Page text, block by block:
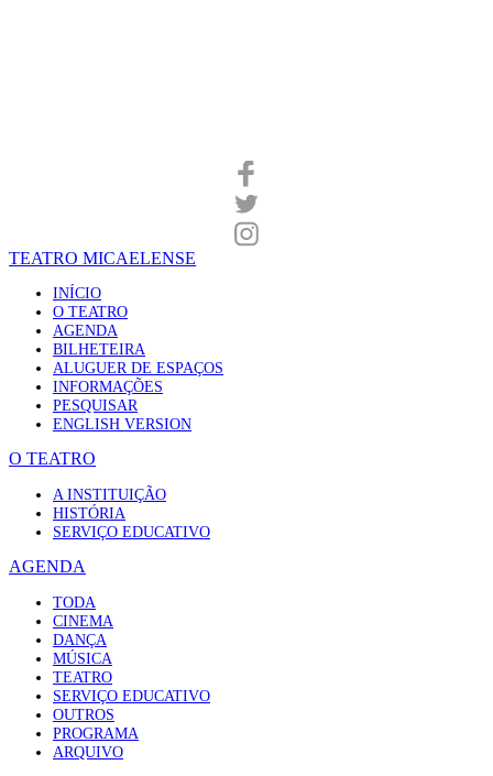
TEATRO MICAELENSE
INÍCIO
O TEATRO
AGENDA
BILHETEIRA
ALUGUER DE ESPAÇOS
INFORMAÇÕES
PESQUISAR
ENGLISH VERSION
O TEATRO
A INSTITUIÇÃO
HISTÓRIA
SERVIÇO EDUCATIVO
AGENDA
TODA
CINEMA
DANÇA
MÚSICA
TEATRO
SERVIÇO EDUCATIVO
OUTROS
PROGRAMA
ARQUIVO